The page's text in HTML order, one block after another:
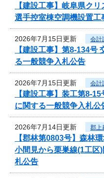
【建設工事】岐阜県ク
選手控室棟空調機設置
2026年7月15日更新 会計
【建設工事】第8-134号
る一般競争入札公告
2026年7月15日更新 会計
【建設工事】装工第8-
に関する一般競争入札公
2026年7月14日更新 郡上
【郡林第0803号】森林
小間見から栗巣線(1工区
札公告